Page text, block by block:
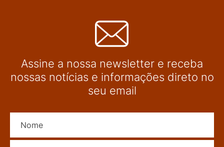
Assine a nossa newsletter e receba
nossas notícias e informações direto no
seu email